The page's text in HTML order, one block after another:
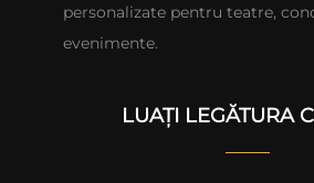
personalizate pentru teatre,
evenimente.
LUAȚI LEGĂTURA